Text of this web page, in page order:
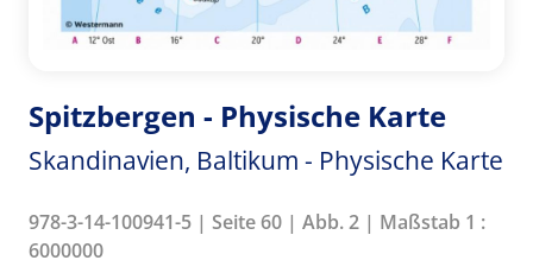
Spitzbergen - Physische Karte
Skandinavien, Baltikum - Physische Karte
978-3-14-100941-5 | Seite 60 | Abb. 2 | Maßstab 1 :
6000000